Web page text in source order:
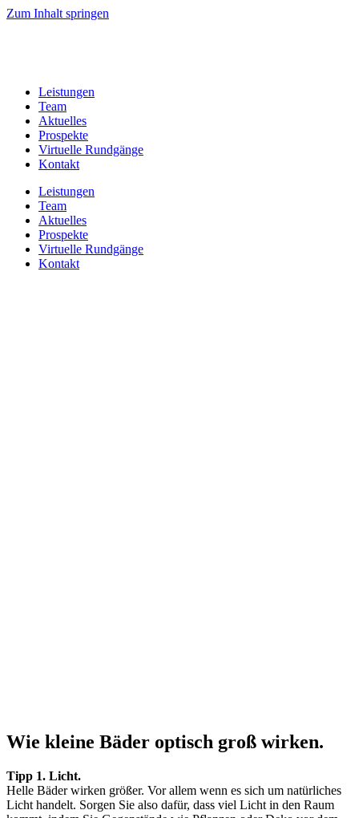
Zum Inhalt springen
Leistungen
Team
Aktuelles
Prospekte
Virtuelle Rundgänge
Kontakt
Leistungen
Team
Aktuelles
Prospekte
Virtuelle Rundgänge
Kontakt
Wie kleine Bäder optisch groß wirken.
Tipp 1. Licht.
Helle Bäder wirken größer. Vor allem wenn es sich um natürliches
Licht handelt. Sorgen Sie also dafür, dass viel Licht in den Raum